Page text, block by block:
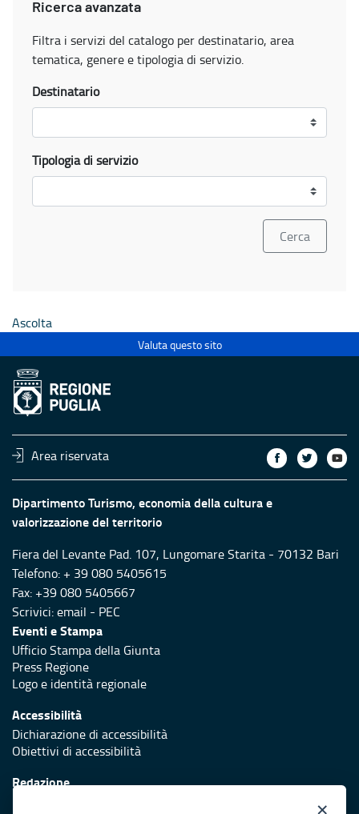
Ricerca avanzata
Filtra i servizi del catalogo per destinatario, area
tematica, genere e tipologia di servizio.
Destinatario
Tipologia di servizio
Ascolta
Valuta questo sito
Area riservata
Dipartimento Turismo, economia della cultura e
valorizzazione del territorio
Fiera del Levante Pad. 107, Lungomare Starita - 70132 Bari
Telefono: + 39 080 5405615
Fax: +39 080 5405667
Scrivici:email - PEC
Eventi e Stampa
Ufficio Stampa della Giunta
Press Regione
Logo e identità regionale
Accessibilità
Dichiarazione di accessibilità
Obiettivi di accessibilità
Redazione
×